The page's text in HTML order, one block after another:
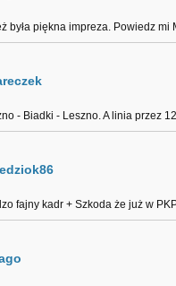
była piękna impreza. Powiedz
- Biadki - Leszno. A linia przez
fajny kadr + Szkoda że już w